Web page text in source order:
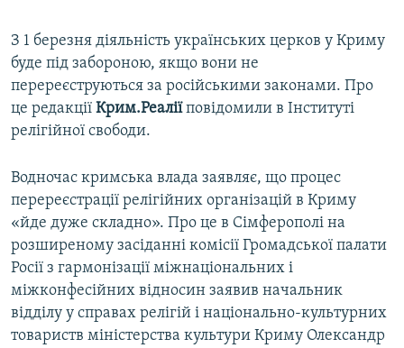
Усі сайти RFE/RL
З 1 березня діяльність українських церков у Криму
буде під забороною, якщо вони не
перереєструються за російськими законами. Про
це редакції Крим.Реаліїповідомили в Інституті
релігійної свободи.
Водночас кримська влада заявляє, що процес
перереєстрації релігійних організацій в Криму
«йде дуже складно». Про це в Сімферополі на
розширеному засіданні комісії Громадської палати
Росії з гармонізації міжнаціональних і
міжконфесійних відносин заявив начальник
відділу у справах релігій і національно-культурних
товариств міністерства культури Криму Олександр